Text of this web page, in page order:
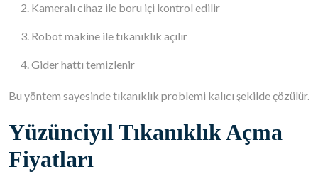
Kameralı cihaz ile boru içi kontrol edilir
Robot makine ile tıkanıklık açılır
Gider hattı temizlenir
Bu yöntem sayesinde tıkanıklık problemi kalıcı şekilde çözülür.
Yüzünciyıl Tıkanıklık Açma
Fiyatları